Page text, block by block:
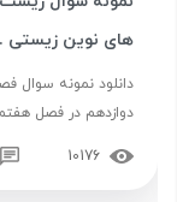
های نوین زیستی
دانلود نمونه سوال
دوازدهم در فصل
10176